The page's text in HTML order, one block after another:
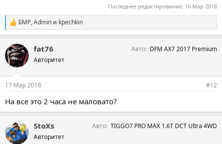
Последнее редактирование: 16 Мар 2018
С
и
п
а
т
:
БМР,Admin и kpechkin
fat76
Авторитет
Авто DFM AX7 2017 Premium
17 Мар 2018 #12
На все это 2 часа не маловато?
StoXs
Авторитет
Авто TIGGO7 PRO MAX 1.6T DCT Ultra 4WD